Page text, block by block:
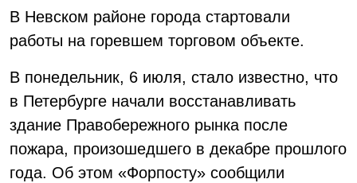
В Невском районе города стартовали
работы на горевшем торговом объекте.
В понедельник, 6 июля, стало известно, что
в Петербурге начали восстанавливать
здание Правобережного рынка после
пожара, произошедшего в декабре прошлого
года. Об этом «Форпосту» сообщили